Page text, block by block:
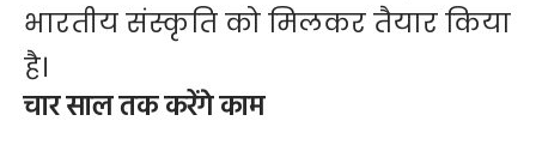
भारतीय संस्कृति को मिलकर तैयार किया
है।
चार साल तक करेंगे काम